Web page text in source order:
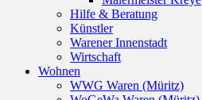
Hilfe & Beratung
Künstler
Warener Innenstadt
Wirtschaft
Wohnen
WWG Waren (Müritz)